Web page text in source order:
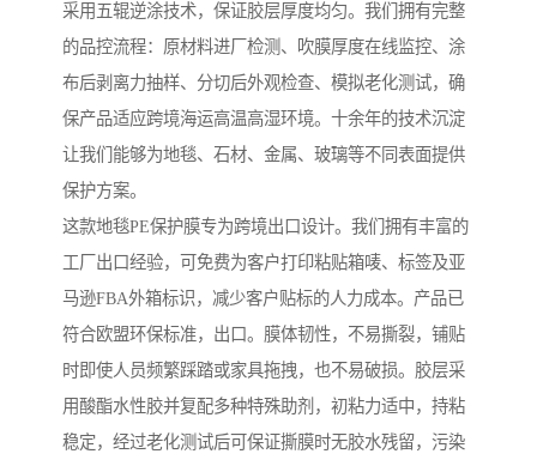
采用五辊逆涂技术，保证胶层厚度均匀。我们拥有完整
的品控流程：原材料进厂检测、吹膜厚度在线监控、涂
布后剥离力抽样、分切后外观检查、模拟老化测试，确
保产品适应跨境海运高温高湿环境。十余年的技术沉淀
让我们能够为地毯、石材、金属、玻璃等不同表面提供
保护方案。
这款地毯PE保护膜专为跨境出口设计。我们拥有丰富的
工厂出口经验，可免费为客户打印粘贴箱唛、标签及亚
马逊FBA外箱标识，减少客户贴标的人力成本。产品已
符合欧盟环保标准，出口。膜体韧性，不易撕裂，铺贴
时即使人员频繁踩踏或家具拖拽，也不易破损。胶层采
用酸酯水性胶并复配多种特殊助剂，初粘力适中，持粘
稳定，经过老化测试后可保证撕膜时无胶水残留，污染